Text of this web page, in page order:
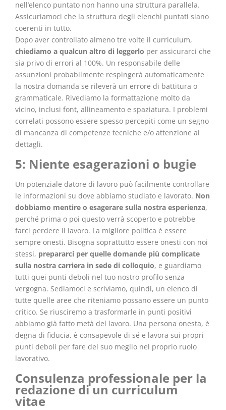
nell’elenco puntato non hanno una struttura parallela.
Assicuriamoci che la struttura degli elenchi puntati siano
coerenti in tutto.
Dopo aver controllato almeno tre volte il curriculum,
chiediamo a qualcun altro di leggerlo per assicurarci che
sia privo di errori al 100%. Un responsabile delle
assunzioni probabilmente respingerà automaticamente
la nostra domanda se rileverà un errore di battitura o
grammaticale. Rivediamo la formattazione molto da
vicino, inclusi font, allineamento e spaziatura. I problemi
correlati possono essere spesso percepiti come un segno
di mancanza di competenze tecniche e/o attenzione ai
dettagli.
5: Niente esagerazioni o bugie
Un potenziale datore di lavoro può facilmente controllare
le informazioni su dove abbiamo studiato e lavorato. Non
dobbiamo mentire o esagerare sulla nostra esperienza,
perché prima o poi questo verrà scoperto e potrebbe
farci perdere il lavoro. La migliore politica è essere
sempre onesti. Bisogna soprattutto essere onesti con noi
stessi, prepararci per quelle domande più complicate
sulla nostra carriera in sede di colloquio, e guardiamo
tutti quei punti deboli nel tuo nostro profilo senza
vergogna. Sediamoci e scriviamo, quindi, un elenco di
tutte quelle aree che riteniamo possano essere un punto
critico. Se riusciremo a trasformarle in punti positivi
abbiamo già fatto metà del lavoro. Una persona onesta, è
degna di fiducia, è consapevole di sé e lavora sui propri
punti deboli per fare del suo meglio nel proprio ruolo
lavorativo.
Consulenza professionale per la
redazione di un curriculum
vitae